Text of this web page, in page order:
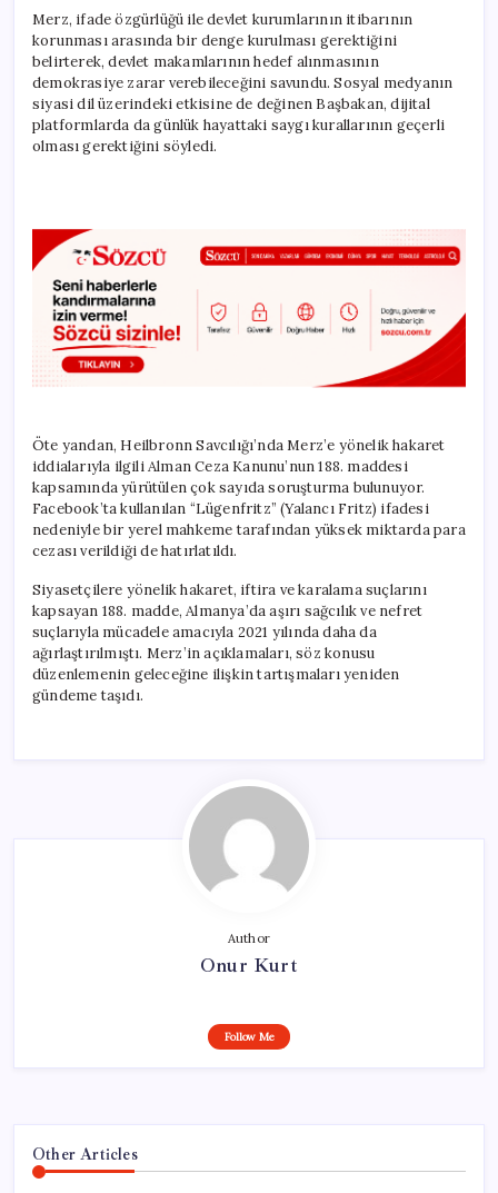
Merz, ifade özgürlüğü ile devlet kurumlarının itibarının
korunması arasında bir denge kurulması gerektiğini
belirterek, devlet makamlarının hedef alınmasının
demokrasiye zarar verebileceğini savundu. Sosyal medyanın
siyasi dil üzerindeki etkisine de değinen Başbakan, dijital
platformlarda da günlük hayattaki saygı kurallarının geçerli
olması gerektiğini söyledi.
Öte yandan, Heilbronn Savcılığı’nda Merz’e yönelik hakaret
iddialarıyla ilgili Alman Ceza Kanunu’nun 188. maddesi
kapsamında yürütülen çok sayıda soruşturma bulunuyor.
Facebook’ta kullanılan “Lügenfritz” (Yalancı Fritz) ifadesi
nedeniyle bir yerel mahkeme tarafından yüksek miktarda para
cezası verildiği de hatırlatıldı.
Siyasetçilere yönelik hakaret, iftira ve karalama suçlarını
kapsayan 188. madde, Almanya’da aşırı sağcılık ve nefret
suçlarıyla mücadele amacıyla 2021 yılında daha da
ağırlaştırılmıştı. Merz’in açıklamaları, söz konusu
düzenlemenin geleceğine ilişkin tartışmaları yeniden
gündeme taşıdı.
Author
Onur Kurt
Follow Me
Other Articles